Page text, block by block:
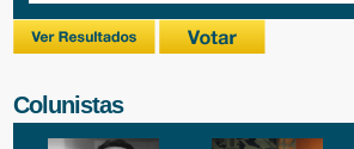
Colunistas